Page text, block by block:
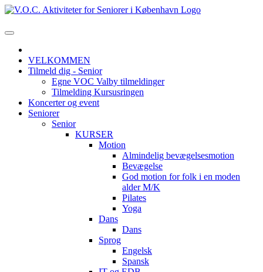
VELKOMMEN
Tilmeld dig - Senior
Egne VOC Valby tilmeldinger
Tilmelding Kursusringen
Koncerter og event
Seniorer
Senior
KURSER
Motion
Almindelig bevægelsesmotion
Bevægelse
God motion for folk i en moden
alder M/K
Pilates
Yoga
Dans
Dans
Sprog
Engelsk
Spansk